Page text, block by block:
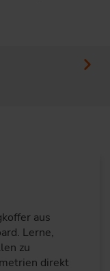
aus
Lerne,
zu
direkt